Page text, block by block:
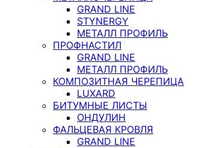
GRAND LINE
STYNERGY
МЕТАЛЛ ПРОФИЛЬ
ПРОФНАСТИЛ
GRAND LINE
МЕТАЛЛ ПРОФИЛЬ
КОМПОЗИТНАЯ ЧЕРЕПИЦА
LUXARD
БИТУМНЫЕ ЛИСТЫ
ОНДУЛИН
ФАЛЬЦЕВАЯ КРОВЛЯ
GRAND LINE